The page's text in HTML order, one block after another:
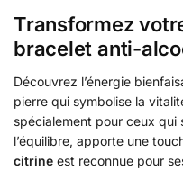
Transformez
bracelet anti-
Découvrez l’énergie
pierre qui symbolise la
spécialement pour ceux qui
l’équilibre, apporte une
citrine est reconnue pour